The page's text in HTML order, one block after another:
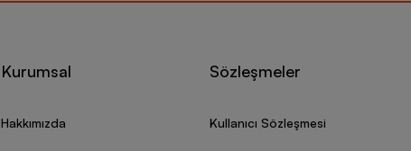
Kurumsal
Hakkımızda
Sözleşmeler
Kullanıcı Sözleşmesi